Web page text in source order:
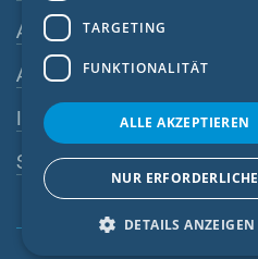
AGB
AEB
Impressum
SIGA-Meldesystem
TARGETING
FUNKTIONALITÄT
ALLE AKZEPTIEREN
NUR ERFORDERLICHE
DETAILS ANZEIGEN